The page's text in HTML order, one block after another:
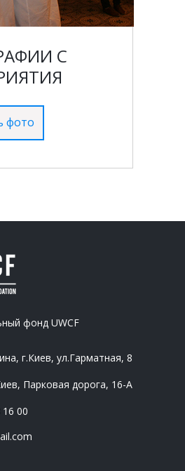
С
фото
фонд UWCF
г.Киев, ул.Гарматная, 8
Парковая дорога, 16-А
00